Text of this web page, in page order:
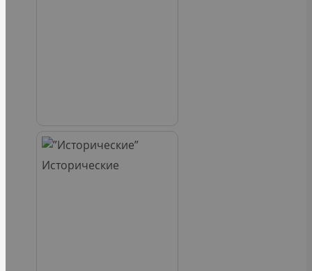
Исторические